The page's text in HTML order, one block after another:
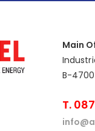
Main
B-4700
T.